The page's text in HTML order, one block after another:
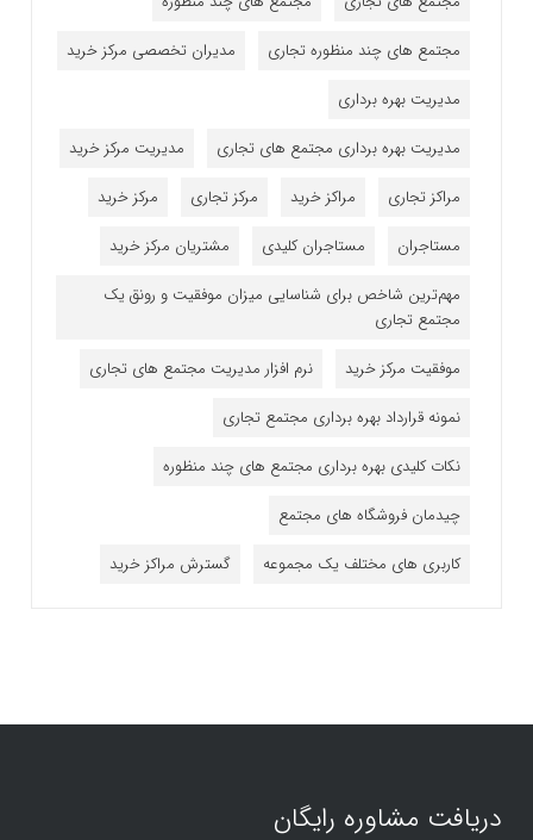
مجتمع های چند منظوره تجاری
مدیران تخصصی مرکز خرید
مدیریت بهره برداری
مدیریت بهره برداری مجتمع های تجاری
مدیریت مرکز خرید
مراکز تجاری
مراکز خرید مرکز تجاری
مرکز خرید
مستاجران
مستاجران کلیدی
مشتریان مرکز خرید
مهم‌ترین شاخص برای شناسایی میزان موفقیت و رونق یک
مجتمع تجاری
موفقیت مرکز خرید
نرم افزار مدیریت مجتمع های تجاری
نمونه قرارداد بهره برداری مجتمع تجاری
نکات کلیدی بهره برداری مجتمع های چند منظوره
چیدمان فروشگاه های مجتمع
کاربری های مختلف یک مجموعه
گسترش مراکز خرید
دریافت مشاوره رایگان